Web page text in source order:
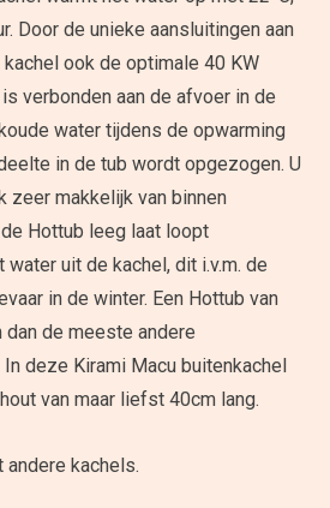
Door de unieke aansluitingen aan
ook de optimale 40 KW
verbonden aan de afvoer in de
water tijdens de opwarming
in de tub wordt opgezogen. U
zeer makkelijk van binnen
Hottub leeg laat loopt
uit de kachel, dit i.v.m. de
in de winter. Een Hottub van
de meeste andere
deze Kirami Macu buitenkachel
van maar liefst 40cm lang.
andere kachels.